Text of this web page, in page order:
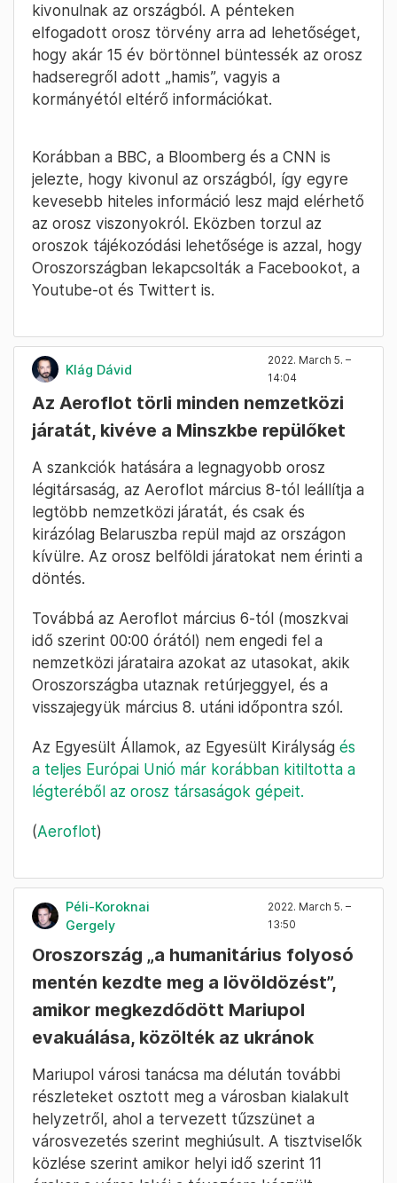
kivonulnak az országból. A pénteken
elfogadott orosz törvény arra ad lehetőséget,
hogy akár 15 év börtönnel büntessék az orosz
hadseregről adott „hamis”, vagyis a
kormányétól eltérő információkat.
Korábban a BBC, a Bloomberg és a CNN is
jelezte, hogy kivonul az országból, így egyre
kevesebb hiteles információ lesz majd elérhető
az orosz viszonyokról. Eközben torzul az
oroszok tájékozódási lehetősége is azzal, hogy
Oroszországban lekapcsolták a Facebookot, a
Youtube-ot és Twittert is.
Klág Dávid
2022. March 5. –
14:04
Az Aeroflot törli minden nemzetközi
járatát, kivéve a Minszkbe repülőket
A szankciók hatására a legnagyobb orosz
légitársaság, az Aeroflot március 8-tól leállítja a
legtöbb nemzetközi járatát, és csak és
kirázólag Belaruszba repül majd az országon
kívülre. Az orosz belföldi járatokat nem érinti a
döntés.
Továbbá az Aeroflot március 6-tól (moszkvai
idő szerint 00:00 órától) nem engedi fel a
nemzetközi járataira azokat az utasokat, akik
Oroszországba utaznak retúrjeggyel, és a
visszajegyük március 8. utáni időpontra szól.
Az Egyesült Államok, az Egyesült Királyság és
a teljes Európai Unió már korábban kitiltotta a
légteréből az orosz társaságok gépeit.
(Aeroflot)
Péli-Koroknai
Gergely
2022. March 5. –
13:50
Oroszország „a humanitárius folyosó
mentén kezdte meg a lövöldözést”,
amikor megkezdődött Mariupol
evakuálása, közölték az ukránok
Mariupol városi tanácsa ma délután további
részleteket osztott meg a városban kialakult
helyzetről, ahol a tervezett tűzszünet a
városvezetés szerint meghiúsult. A tisztviselők
közlése szerint amikor helyi idő szerint 11